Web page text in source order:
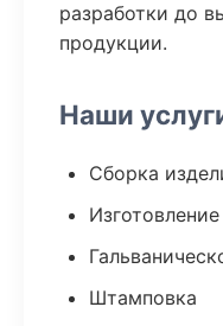
разработки до
продукции.
Наши
Сборка
Штамповка